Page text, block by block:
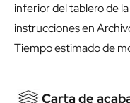
inferior del tablero de
instrucciones en
Tiempo estimado de
Carta de